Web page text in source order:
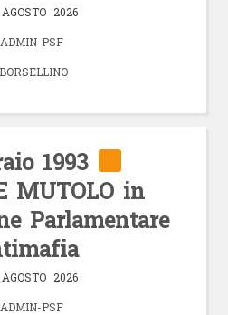
2026
ADMIN-PSF
BORSELLINO
1993
MUTOLO in
Parlamentare
2026
ADMIN-PSF